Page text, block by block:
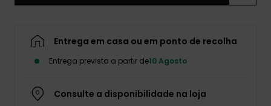
Entrega em casa ou em ponto de recolha
Entrega prevista a partir de10 Agosto
Consulte a disponibilidade na loja